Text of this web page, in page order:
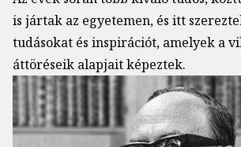
is jártak az egyetemen, és itt
tudásokat és inspirációt, amelyek a
áttöréseik alapjait képeztek.